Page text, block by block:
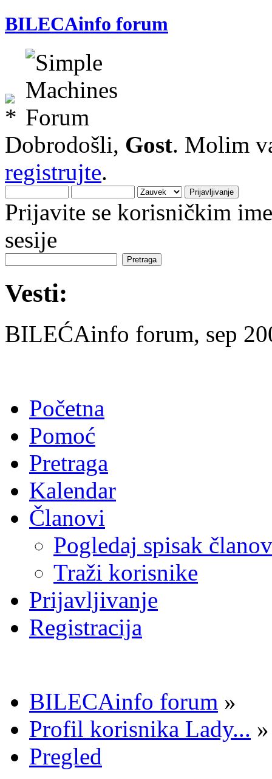
BILECAinfo forum
Dobrodošli, Gost. Molim
registrujte.
Prijavite se korisničkim
sesije
Vesti:
BILEĆAinfo forum, sep
Početna
Pomoć
Pretraga
Kalendar
Članovi
Pogledaj spisak
Traži korisnike
Prijavljivanje
Registracija
BILECAinfo forum »
Profil korisnika Lady... »
Pregled